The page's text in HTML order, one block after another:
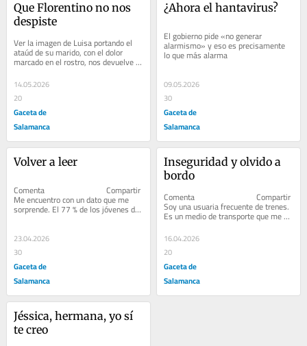
Que Florentino no nos
despiste
Ver la imagen de Luisa portando el
ataúd de su marido, con el dolor
marcado en el rostro, nos devuelve a
la realidad de lo que no debemos
olvidar
14.05.2026
20
Gaceta de
Salamanca
¿Ahora el hantavirus?
El gobierno pide «no generar
alarmismo» y eso es precisamente
lo que más alarma
09.05.2026
30
Gaceta de
Salamanca
Volver a leer
Comenta                              Compartir
Me encuentro con un dato que me
sorprende. El 77 % de los jóvenes de
entre 14 y 24 años se...
23.04.2026
30
Gaceta de
Salamanca
Inseguridad y olvido a
bordo
Comenta                              Compartir
Soy una usuaria frecuente de trenes.
Es un medio de transporte que me
16.04.2026
20
Gaceta de
Salamanca
Jéssica, hermana, yo sí
te creo